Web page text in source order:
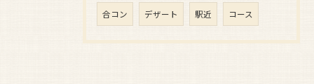
合コン デザート 駅近 コース